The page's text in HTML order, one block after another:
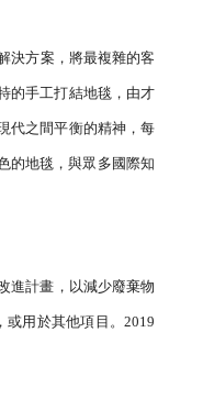
決方案，將最複雜的客
的手工打結地毯，由才
代之間平衡的精神，每
的地毯，與眾多國際知
進計畫，以減少廢棄物
用於其他項目。2019